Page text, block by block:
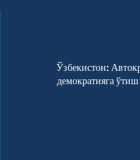
Ўзбекистон:
демократияга